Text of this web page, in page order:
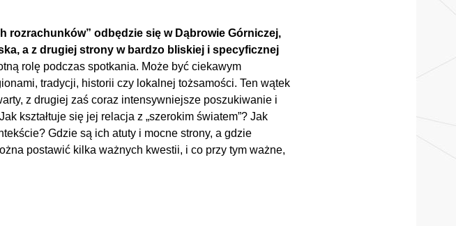
rozrachunków” odbędzie się w Dąbrowie Górniczej,
a z drugiej strony w bardzo bliskiej i specyficznej
rolę podczas spotkania. Może być ciekawym
tradycji, historii czy lokalnej tożsamości. Ten wątek
z drugiej zaś coraz intensywniejsze poszukiwanie i
kształtuje się jej relacja z „szerokim światem”? Jak
Gdzie są ich atuty i mocne strony, a gdzie
postawić kilka ważnych kwestii, i co przy tym ważne,